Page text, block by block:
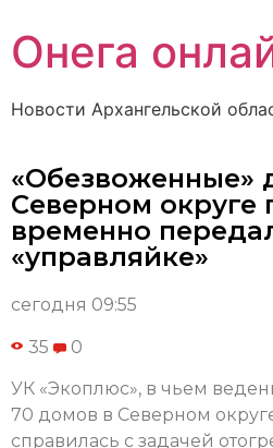
Онега
Новости Архангельской
«Обезвоженные»
Северном округе
временно
«управляйке»
сегодня 09:55
35 0
УК «Экоплюс», в чьем
70 домов в Северном
справилась с задачей